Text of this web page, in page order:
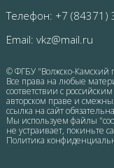
Телефон: +7 (84371)
Email: vkz@mail.ru
© ФГБУ "Волжско-Камский
Все права на любые
соответствии с
авторском праве и
ссылка на сайт
Мы используем файлы
не устраивает, покиньте
Политика